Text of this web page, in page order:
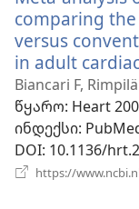
comparing
versus
in adult
Biancari F,
წყარო‎: Heart
ინდექსი‎:
DOI‎: 10.1136/
https://